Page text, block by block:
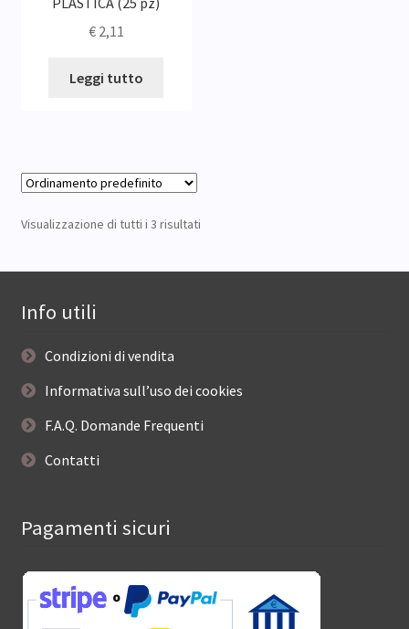
€2,11
Leggi tutto
Visualizzazione di tutti i 3 risultati
Info utili
Condizioni di vendita
Informativa sull’uso dei cookies
F.A.Q. Domande Frequenti
Contatti
Pagamenti sicuri